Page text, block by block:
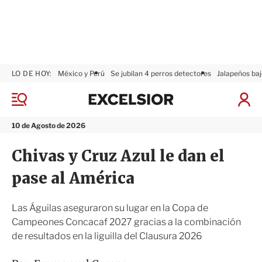
M
n
10 de Agosto de 2026
LO DE HOY: México y Perú Se jubilan 4 perros detectores Jalapeños
I
x
i
Chivas y Cruz Azul le dan el
pase al América
Las Águilas aseguraron su lugar en la Copa de
Campeones Concacaf 2027 gracias a la combinación
de resultados en la liguilla del Clausura 2026